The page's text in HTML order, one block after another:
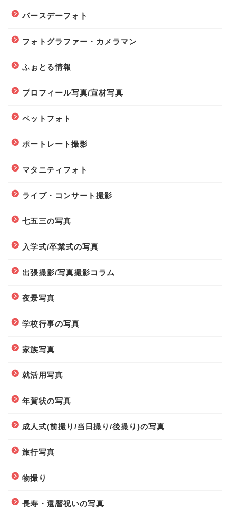
バースデーフォト
フォトグラファー・カメラマン
ふぉとる情報
プロフィール写真/宣材写真
ペットフォト
ポートレート撮影
マタニティフォト
ライブ・コンサート撮影
七五三の写真
入学式/卒業式の写真
出張撮影/写真撮影コラム
夜景写真
学校行事の写真
家族写真
就活用写真
年賀状の写真
成人式(前撮り/当日撮り/後撮り)の写真
旅行写真
物撮り
長寿・還暦祝いの写真